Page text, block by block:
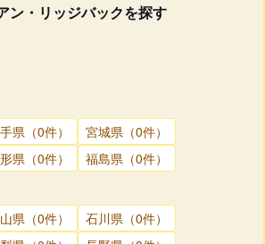
ン・リッジバックを探す
県（0件）
宮城県（0件）
県（0件）
福島県（0件）
県（0件）
石川県（0件）